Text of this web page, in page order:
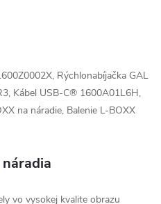
Rýchlonabíjačka GAL
Kábel USB-C® 1600A01L6H,
na náradie, Balenie L-BOXX
vo vysokej kvalite obrazu